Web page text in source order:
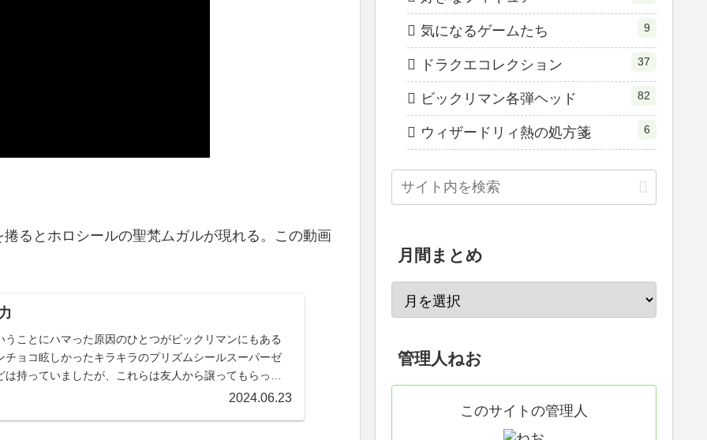
るとホロシールの聖梵ムガルが現れる。この動画
うことにハマった原因のひとつがビックリマンにもある
チョコ眩しかったキラキラのプリズムシールスーパーゼ
持っていましたが、これらは友人から譲ってもらった
2024.06.23
気になるゲームたち 9
ドラクエコレクション 37
ビックリマン各弾ヘッド 82
ウィザードリィ熱の処方箋 6
月間まとめ
管理人ねお
このサイトの管理人